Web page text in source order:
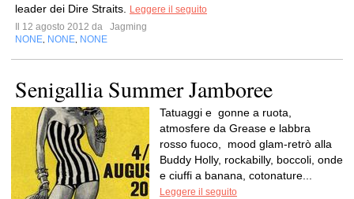
leader dei Dire Straits.
Leggere il seguito
Il 12 agosto 2012 da
Jagming
NONE NONE NONE
Senigallia Summer Jamboree
Tatuaggi e gonne a ruota,
atmosfere da Grease e labbra
rosso fuoco, mood glam-retrò alla
Buddy Holly, rockabilly, boccoli, onde
e ciuffi a banana, cotonature...
Leggere il seguito